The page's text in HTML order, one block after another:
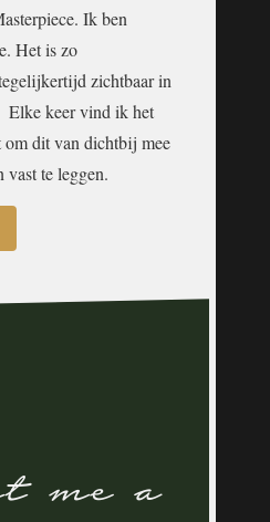
Ik ben
Het is zo
zichtbaar in
Elke keer vind ik het
om dit van dichtbij mee
vast te leggen.
me a